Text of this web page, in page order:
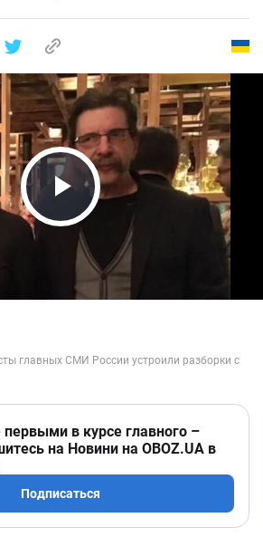
Play Video
первыми в курсе главного –
на Новини на OBOZ.UA в
Подписаться